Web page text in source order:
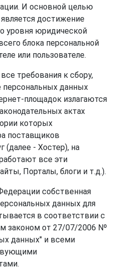
И основной целью
достижение
уровня юридической
блока персональной
или пользователе.
требования к сбору,
персональных данных
площадок излагаются
актах
которых
поставщиков
(далее - Хостер), на
все эти
Порталы, блоги и т.д.).
собственная
данных для
в соответствии с
законом от 27/07/2006 Nº
данных" и всеми